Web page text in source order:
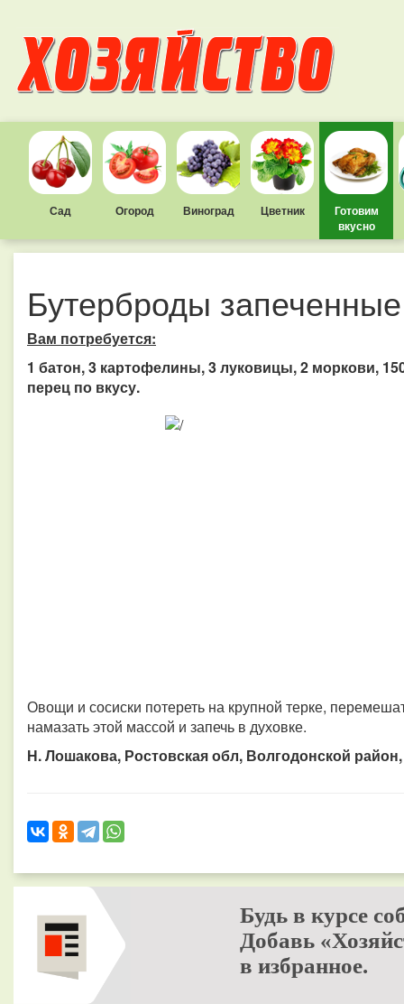
Сад Огород Виноград Цветник
Готовим
вкусно
Бутерброды запеченные
Вам потребуется:
1 батон, 3 картофелины, 3 луковицы, 2 моркови,
перец по вкусу.
Овощи и сосиски потереть на крупной терке,
намазать этой массой и запечь в духовке.
Н. Лошакова, Ростовская обл, Волгодонской
Будь в курсе
Добавь
в избранное.